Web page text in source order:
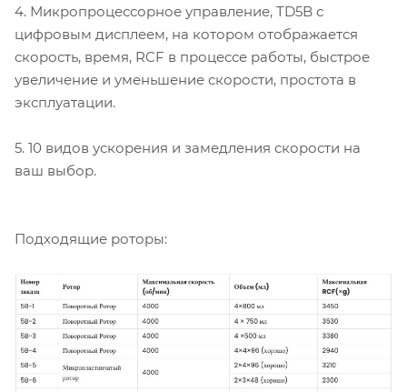
4. Микропроцессорное управление, TD5B с
цифровым дисплеем, на котором отображается
скорость, время, RCF в процессе работы, быстрое
увеличение и уменьшение скорости, простота в
эксплуатации.
5. 10 видов ускорения и замедления скорости на
ваш выбор.
Подходящие роторы: